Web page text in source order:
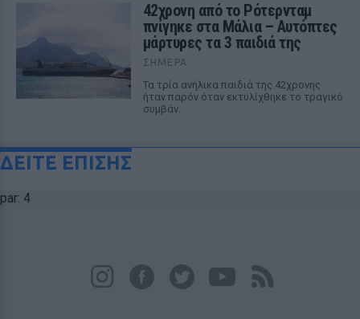
42χρονη από το Ρότερνταμ
πνίγηκε στα Μάλια – Αυτόπτες
μάρτυρες τα 3 παιδιά της
ΣΉΜΕΡΑ
Τα τρία ανήλικα παιδιά της 42χρονης
ήταν παρόν όταν εκτυλίχθηκε το τραγικό
συμβάν.
ΔΕΙΤΕ ΕΠΙΣΗΣ
par: 4